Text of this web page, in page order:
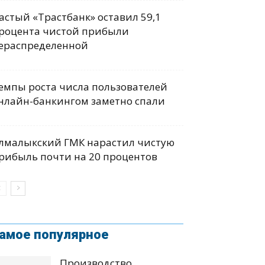
«Трастбанк» оставил 59,1
чистой прибыли
роста числа пользователей
банкингом заметно спали
ГМК нарастил чистую
почти на 20 процентов
популярное